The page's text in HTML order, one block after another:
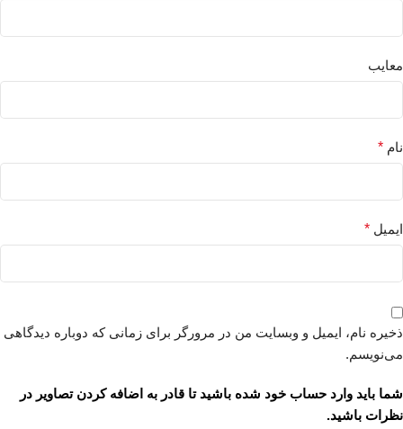
معایب
نام *
ایمیل *
ذخیره نام، ایمیل و وبسایت من در مرورگر برای زمانی که دوباره دیدگاهی
می‌نویسم.
شما باید وارد حساب خود شده باشید تا قادر به اضافه کردن تصاویر در
نظرات باشید.